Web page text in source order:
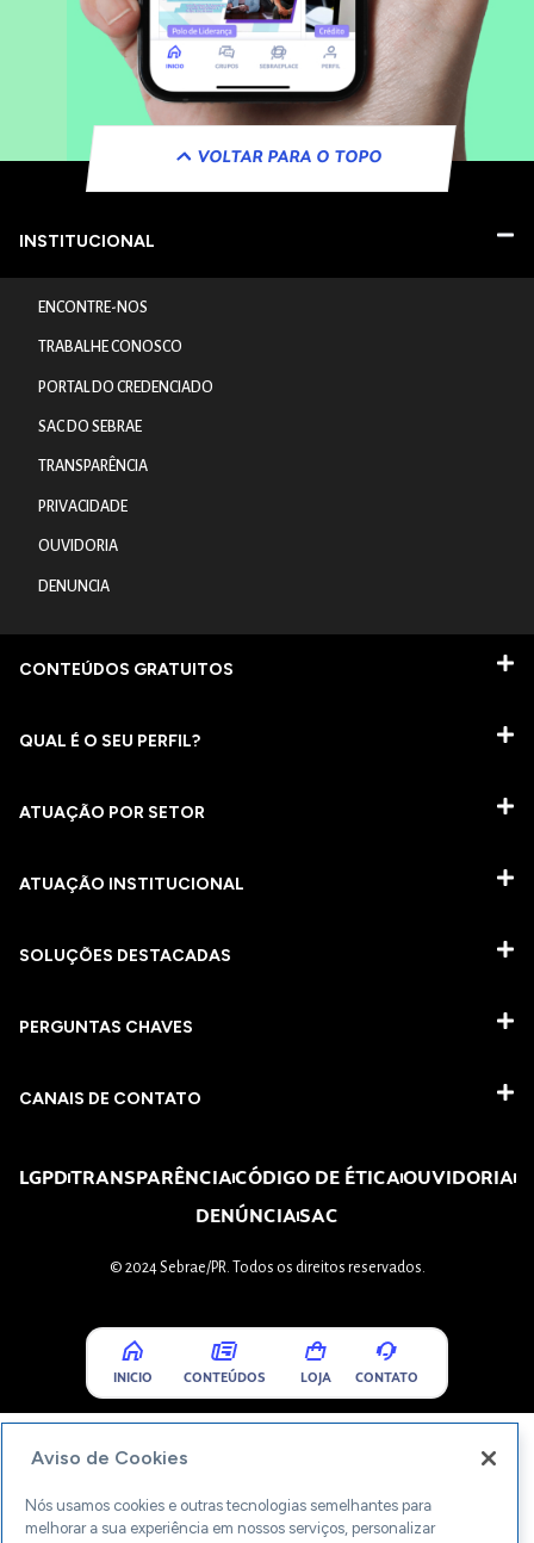
VOLTAR PARA O TOPO
INSTITUCIONAL
ENCONTRE-NOS
TRABALHE CONOSCO
PORTAL DO CREDENCIADO
SAC DO SEBRAE
TRANSPARÊNCIA
PRIVACIDADE
OUVIDORIA
DENUNCIA
CONTEÚDOS GRATUITOS
QUAL É O SEU PERFIL?
ATUAÇÃO POR SETOR
ATUAÇÃO INSTITUCIONAL
SOLUÇÕES DESTACADAS
PERGUNTAS CHAVES​
CANAIS DE CONTATO
LGPDTRANSPARÊNCIACÓDIGO DE ÉTICAOUVIDORIA
DENÚNCIASAC
© 2024 Sebrae/PR. Todos os direitos reservados.
INICIO CONTEÚDOS LOJA CONTATO
Aviso de Cookies
Nós usamos cookies e outras tecnologias semelhantes para
melhorar a sua experiência em nossos serviços, personalizar